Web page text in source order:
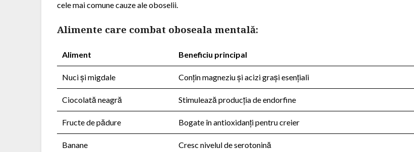
cele mai comune cauze ale oboselii.
Alimente care combat oboseala mentală:
Aliment Beneficiu principal
Nuci și migdale Conțin magneziu și acizi grași esențiali
Ciocolată neagră Stimulează producția de endorfine
Fructe de pădure Bogate în antioxidanți pentru creier
Banane Cresc nivelul de serotonină